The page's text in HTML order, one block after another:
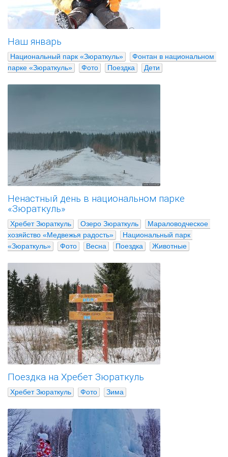
Наш январь
Национальный парк «Зюраткуль»
Фонтан в национальном
парке «Зюраткуль»
Фото Поездка Дети
Ненастный день в национальном парке
«Зюраткуль»
Хребет Зюраткуль Озеро Зюраткуль
Мараловодческое
хозяйство «Медвежья радость»
Национальный парк
«Зюраткуль»
Фото Весна Поездка Животные
Поездка на Хребет Зюраткуль
Хребет Зюраткуль Фото Зима